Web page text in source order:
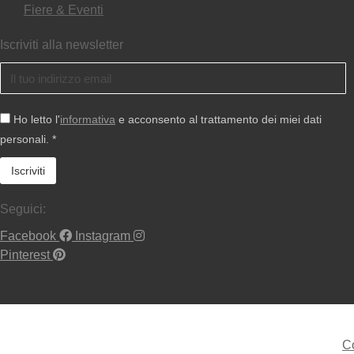
Fiere & Eventi
Iscriviti alla newsletter
Ho letto l'informativa e acconsento al trattamento dei miei dati
personali. *
Seguici:
Facebook
Instagram
Pinterest